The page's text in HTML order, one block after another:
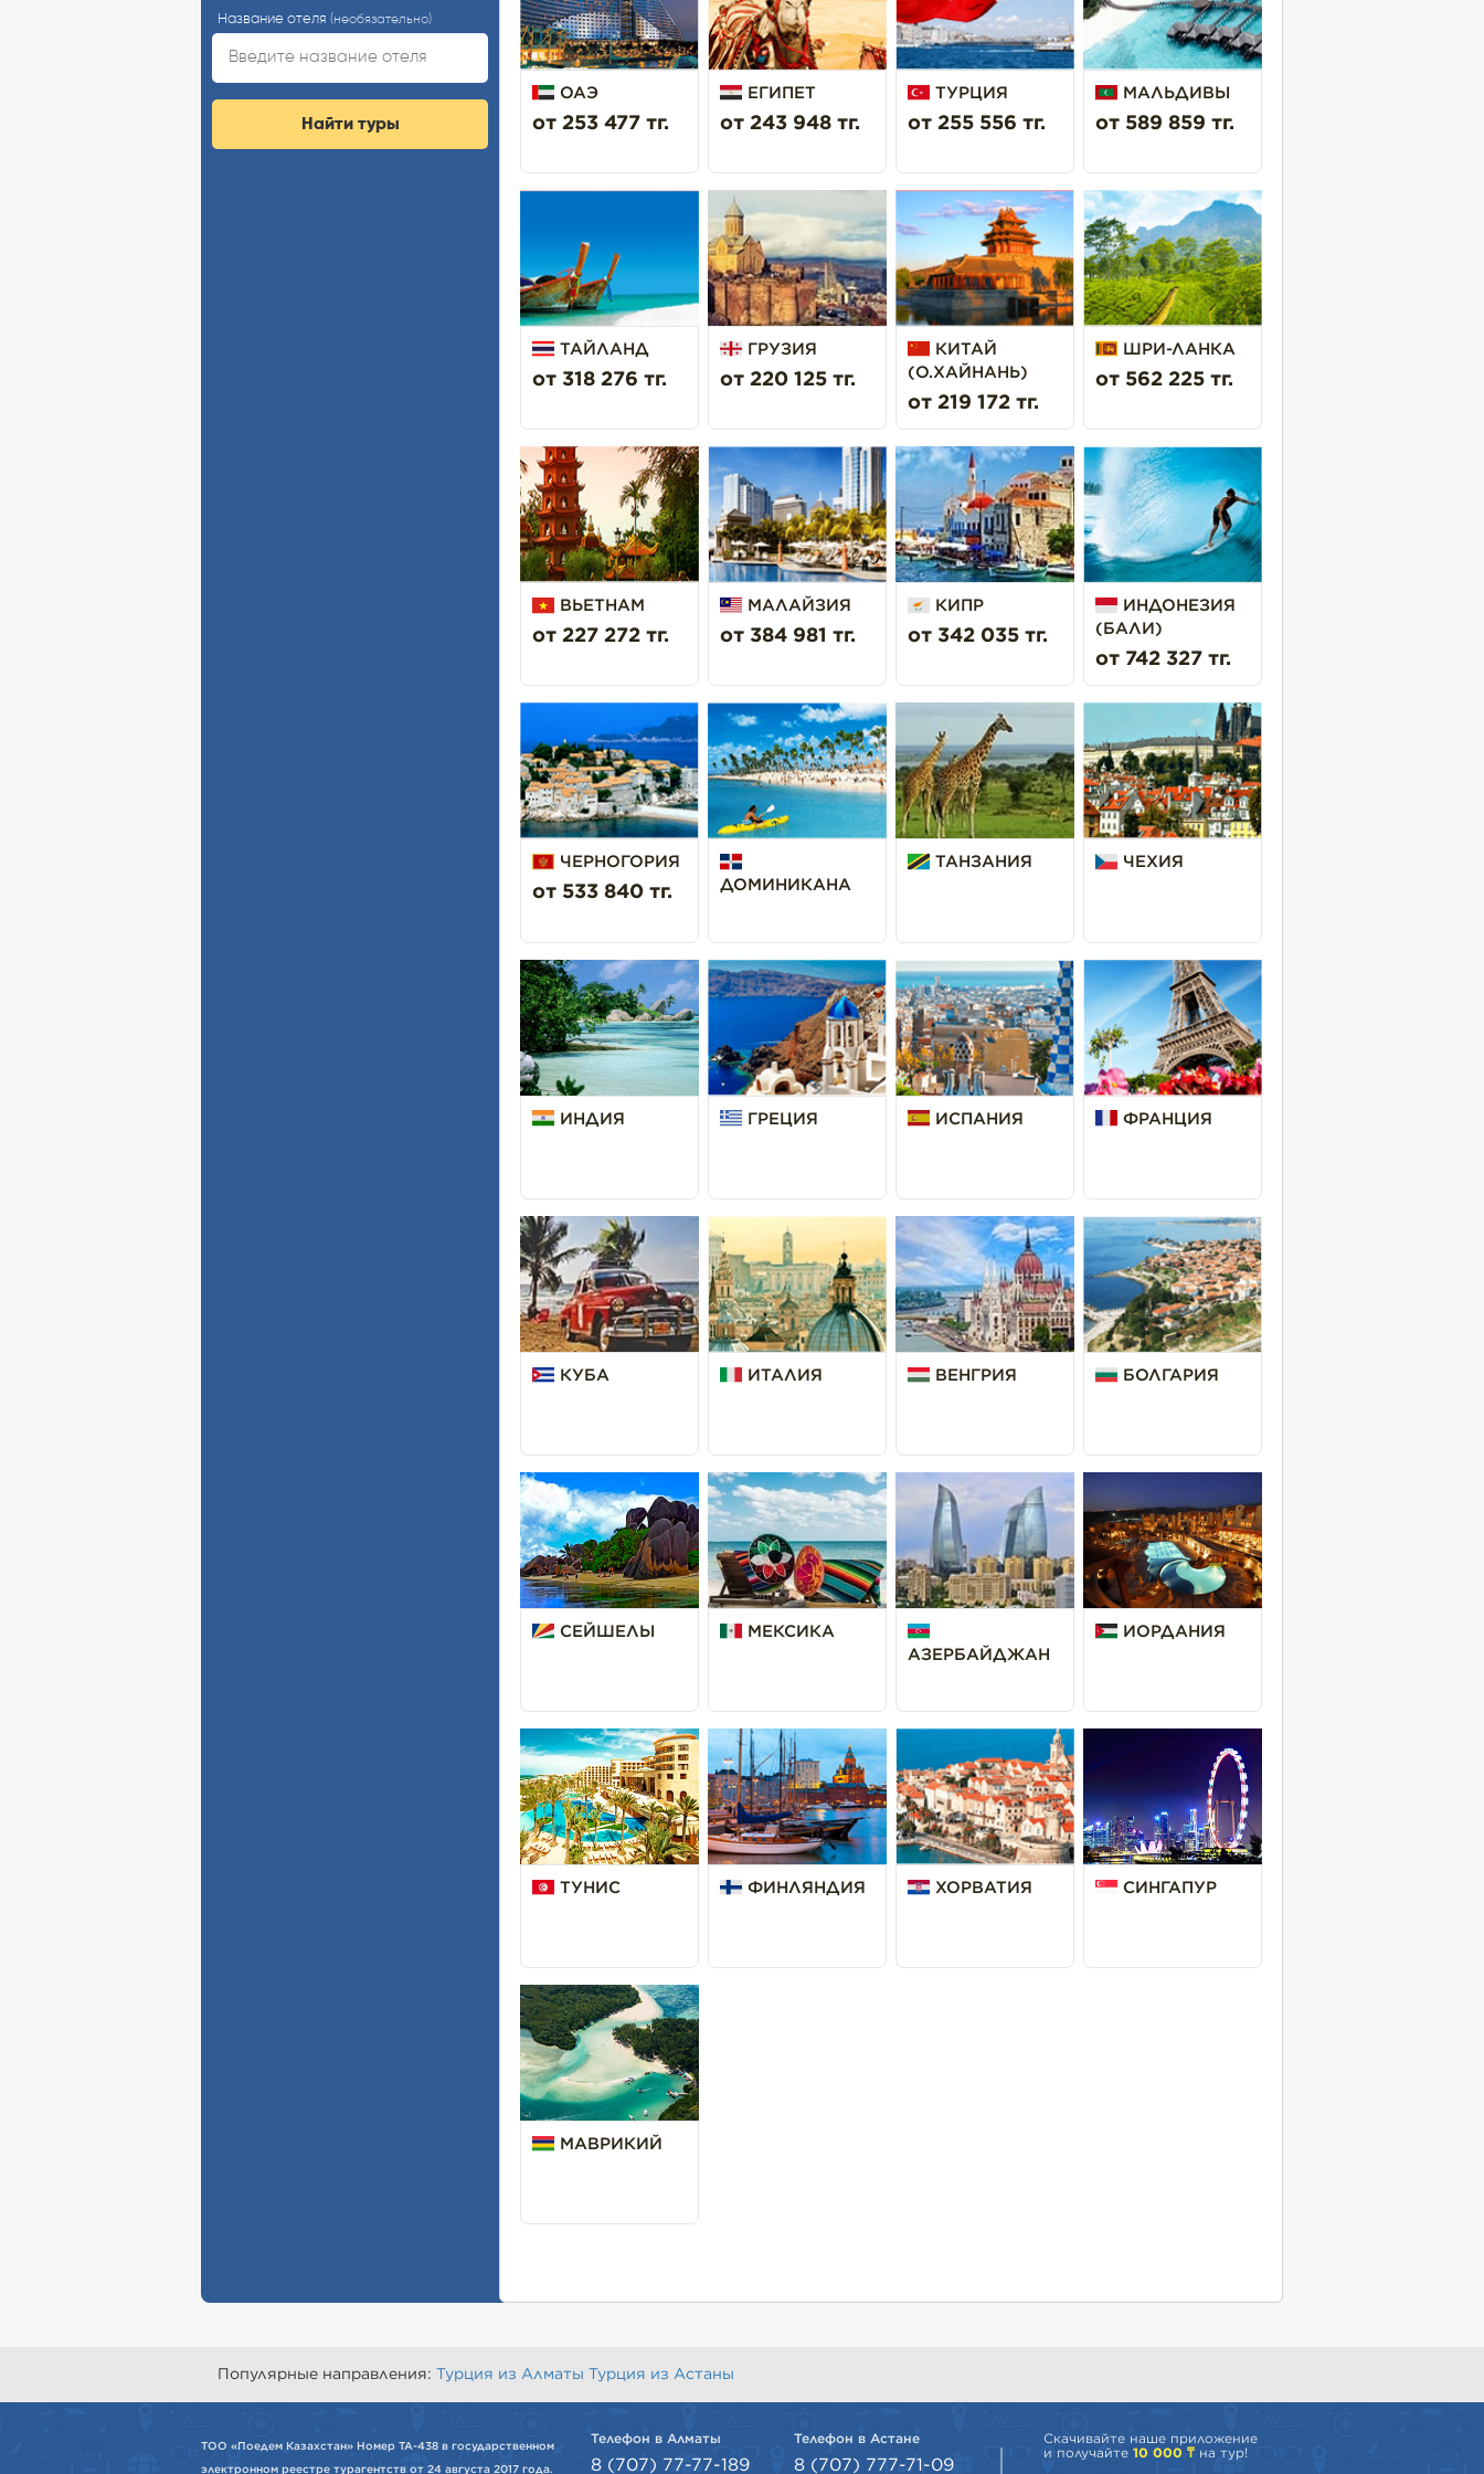
Название отеля (необязательно)
Найти туры
ОАЭ
от 253 477 тг.
ЕГИПЕТ
от 243 948 тг.
ТУРЦИЯ
от 255 556 тг.
МАЛЬДИВЫ
от 589 859 тг.
ТАЙЛАНД
от 318 276 тг.
ГРУЗИЯ
от 220 125 тг.
КИТАЙ
(О.ХАЙНАНЬ)
от 219 172 тг.
ШРИ-ЛАНКА
от 562 225 тг.
ВЬЕТНАМ
от 227 272 тг.
МАЛАЙЗИЯ
от 384 981 тг.
КИПР
от 342 035 тг.
ИНДОНЕЗИЯ
(БАЛИ)
от 742 327 тг.
ЧЕРНОГОРИЯ
от 533 840 тг. ДОМИНИКАНА
ТАНЗАНИЯ ЧЕХИЯ
ИНДИЯ ГРЕЦИЯ ИСПАНИЯ ФРАНЦИЯ
КУБА ИТАЛИЯ ВЕНГРИЯ БОЛГАРИЯ
СЕЙШЕЛЫ
МЕКСИКА
АЗЕРБАЙДЖАН
ИОРДАНИЯ
ТУНИС ФИНЛЯНДИЯ ХОРВАТИЯ СИНГАПУР
МАВРИКИЙ
Популярные направления: Турция из Алматы Турция из Астаны
ТОО «Поедем Казахстан» Номер ТА-438 в государственном
электронном реестре турагентств от 24 августа 2017 года.
Телефон в Алматы
8 (707) 77-77-189
Телефон в Астане
8 (707) 777-71-09
Скачивайте наше приложение
и получайте10 000 ₸ на тур!